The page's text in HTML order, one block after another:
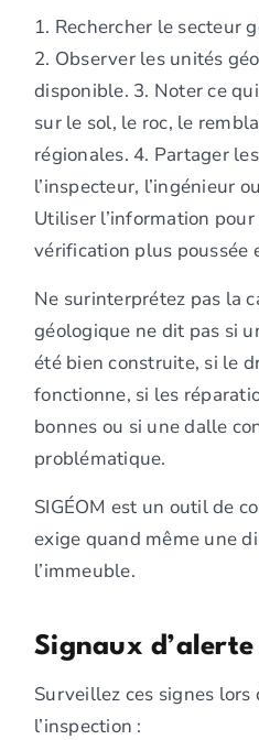
1. Rechercher le secteur
2. Observer les unités
disponible. 3. Noter ce
sur le sol, le roc, le
régionales. 4. Partager
l’inspecteur, l’ingénieur
Utiliser l’information
vérification plus poussée
Ne surinterprétez pas la
géologique ne dit pas si
été bien construite, si le
fonctionne, si les
bonnes ou si une dalle
problématique.
SIGÉOM est un outil de
exige quand même une
l’immeuble.
Signaux
Surveillez ces signes lors
l’inspection :